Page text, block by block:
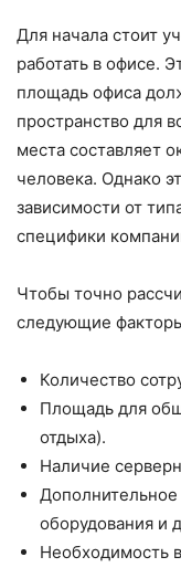
Для начала стоит
работать в офисе.
площадь офиса
пространство для
места составляет
человека. Однако
зависимости от
специфики
Чтобы точно
следующие
Количество
Площадь для
отдыха).
Наличие
Дополнительное
оборудования и
Необходимость